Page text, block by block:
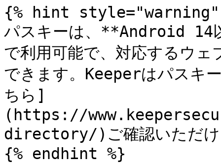
{% hint style="warning"
パスキーは、**Android 14
で利用可能で、対応するウ
できます。Keeperはパスキ
ちら]
(https://
directory/)ご確認いただけ
{% endhint %}